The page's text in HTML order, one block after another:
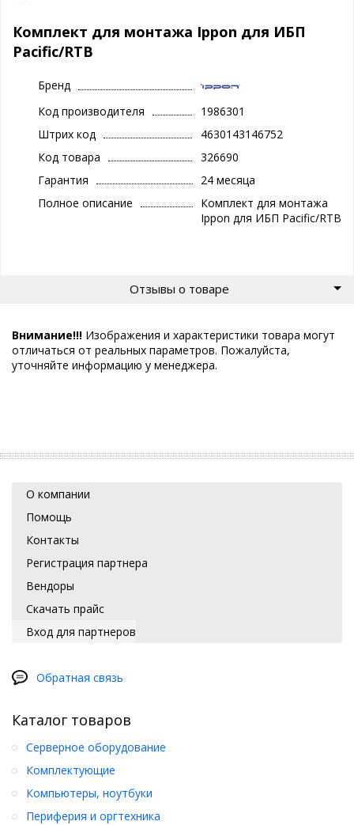
Комплект для монтажа Ippon для ИБП
Pacific/RTB
Бренд
Код производителя
1986301
Штрих код
4630143146752
Код товара
326690
Гарантия
24 месяца
Полное описание
Комплект для монтажа
Ippon для ИБП Pacific/RTB
Отзывы о товаре
Внимание!!! Изображения и характеристики товара могут
отличаться от реальных параметров. Пожалуйста,
уточняйте информацию у менеджера.
О компании
Помощь
Контакты
Регистрация партнера
Вендоры
Скачать прайс
Вход для партнеров
Обратная связь
Каталог товаров
Серверное оборудование
Комплектующие
Компьютеры, ноутбуки
Периферия и оргтехника